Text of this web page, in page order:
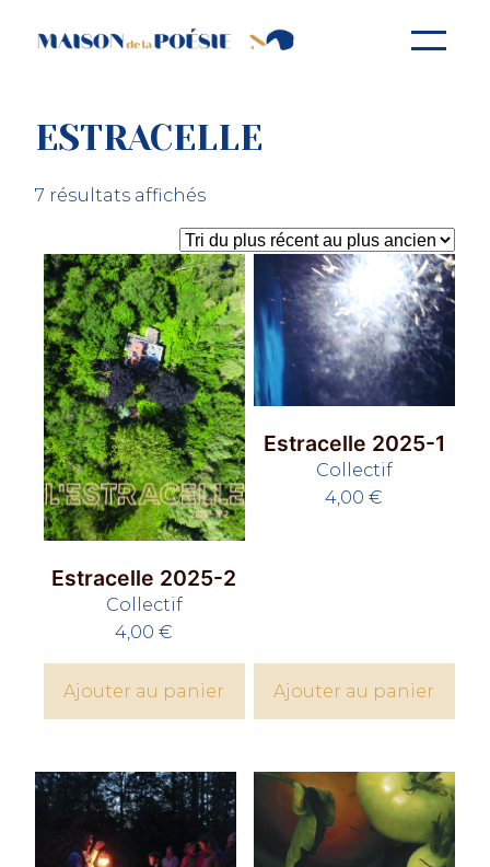
ESTRACELLE
7 résultats affichésTrié
plus
récent
au
plus
ancien
Estracelle 2025-2
Collectif
4,00€
Ajouter au panier
Estracelle 2025-1
Collectif
4,00€
Ajouter au panier